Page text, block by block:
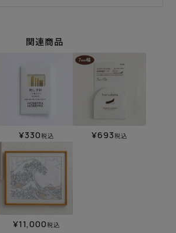
関連商品
¥330税込 ¥693税込
¥11,000税込